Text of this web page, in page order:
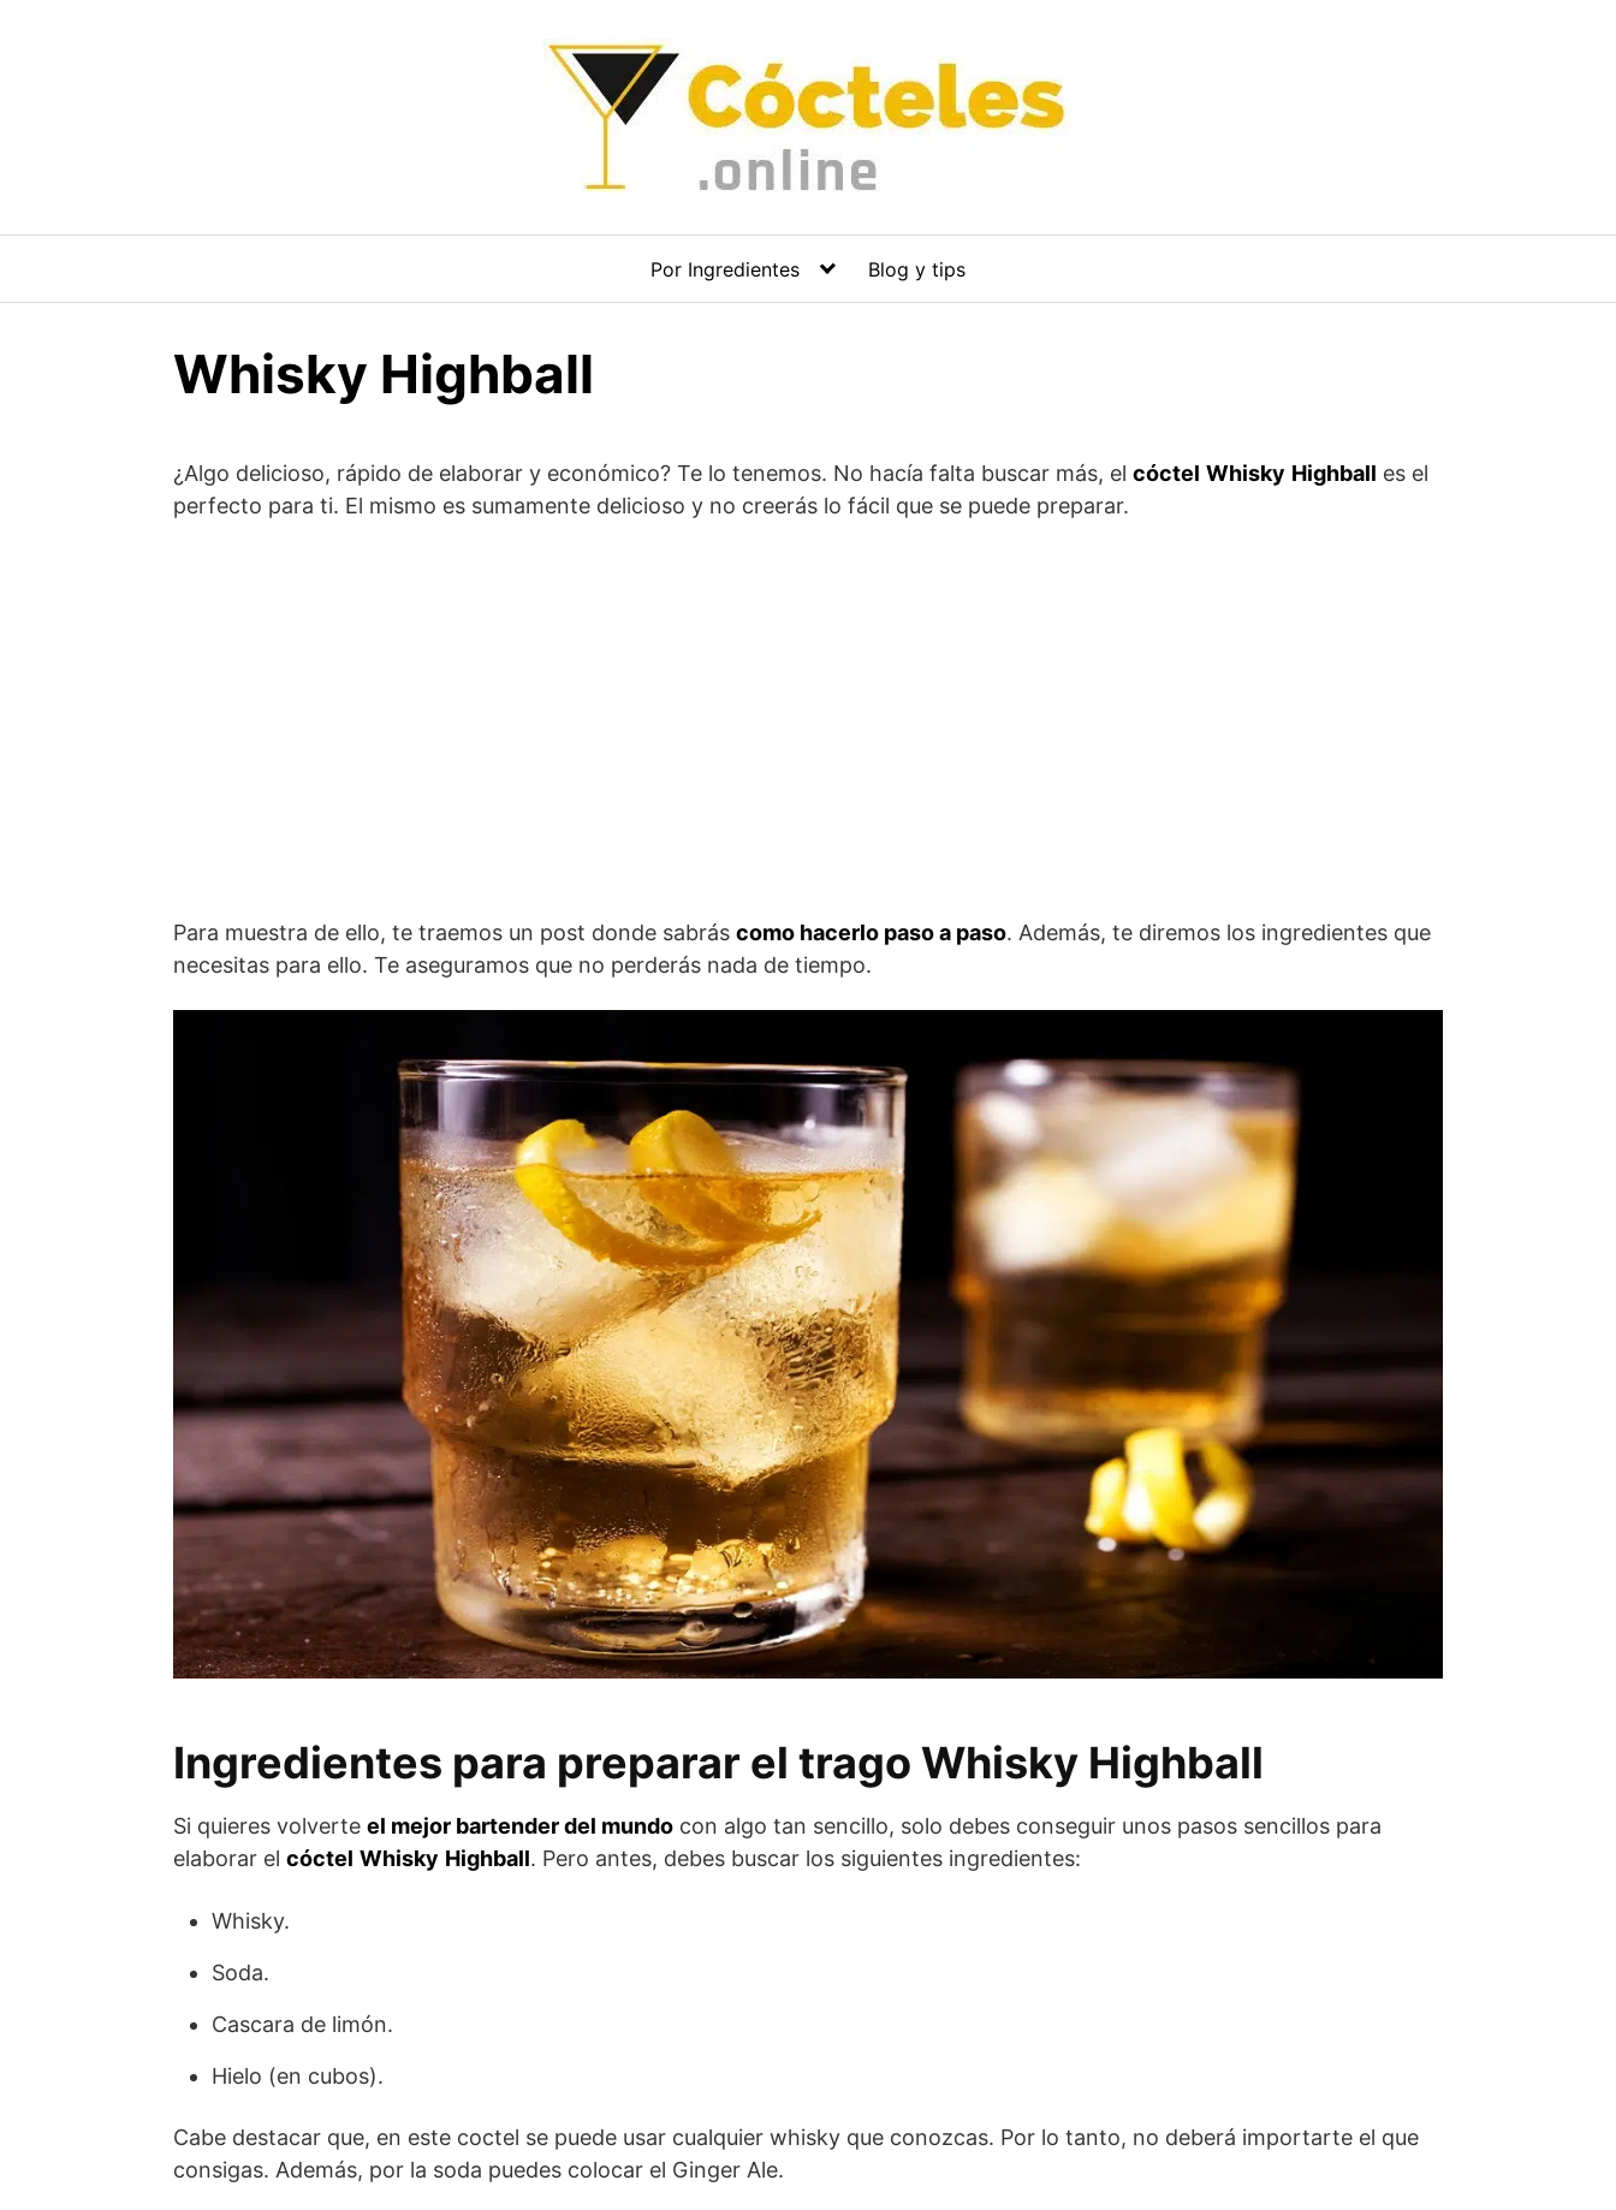
Por Ingredientes Blog y tips
Whisky Highball
¿Algo delicioso, rápido de elaborar y económico? Te lo tenemos. No hacía falta buscar más, el cóctel Whisky Highball es el
perfecto para ti. El mismo es sumamente delicioso y no creerás lo fácil que se puede preparar.
Para muestra de ello, te traemos un post donde sabrás como hacerlo paso a paso. Además, te diremos los ingredientes que
necesitas para ello. Te aseguramos que no perderás nada de tiempo.
Ingredientes para preparar el trago Whisky Highball
Si quieres volverte el mejor bartender del mundo con algo tan sencillo, solo debes conseguir unos pasos sencillos para
elaborar el cóctel Whisky Highball. Pero antes, debes buscar los siguientes ingredientes:
Whisky.
Soda.
Cascara de limón.
Hielo (en cubos).
Cabe destacar que, en este coctel se puede usar cualquier whisky que conozcas. Por lo tanto, no deberá importarte el que
consigas. Además, por la soda puedes colocar el Ginger Ale.